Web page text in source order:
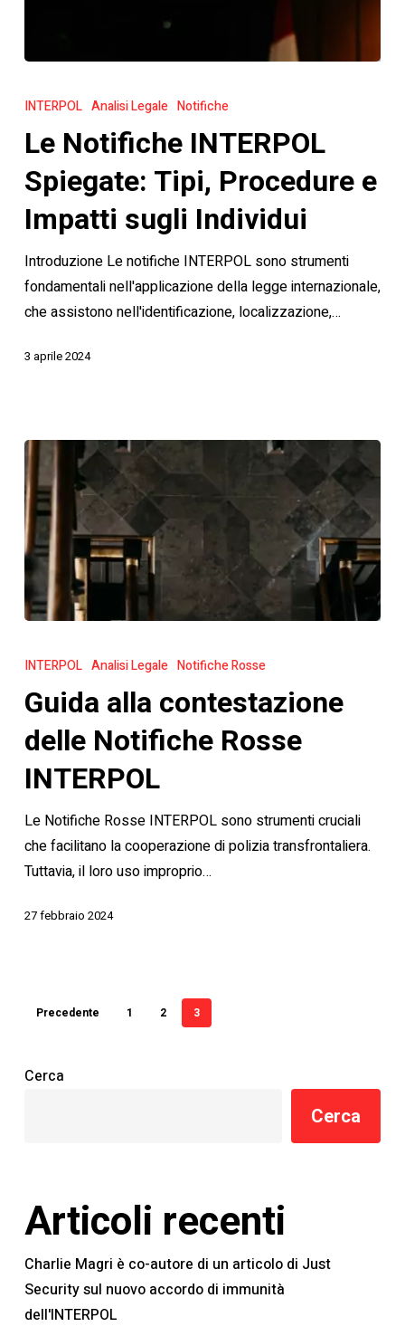
Notifiche
Spiegate:
Tipi,
Procedure
e
Impatti
sugli
Individui
INTERPOL Analisi Legale Notifiche
Le Notifiche INTERPOL
Spiegate: Tipi, Procedure e
Impatti sugli Individui
Introduzione Le notifiche INTERPOL sono strumenti
fondamentali nell'applicazione della legge internazionale,
che assistono nell'identificazione, localizzazione,…
3 aprile 2024
alla
delle
Notifiche
INTERPOL
INTERPOL Analisi Legale Notifiche Rosse
Guida alla contestazione
delle Notifiche Rosse
INTERPOL
Le Notifiche Rosse INTERPOL sono strumenti cruciali
che facilitano la cooperazione di polizia transfrontaliera.
Tuttavia, il loro uso improprio…
27 febbraio 2024
Precedente 1 2 3
Cerca
Cerca
Articoli recenti
Charlie Magri è co-autore di un articolo di Just
Security sul nuovo accordo di immunità
dell'INTERPOL